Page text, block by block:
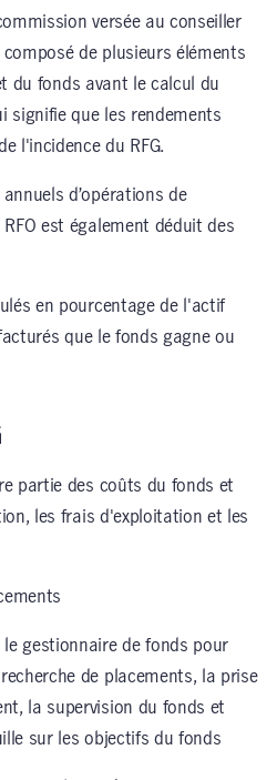
versée au conseiller
de plusieurs éléments
du fonds avant le calcul du
signifie que les rendements
l'incidence du RFG.
annuels d’opérations de
est également déduit des
en pourcentage de l'actif
que le fonds gagne ou
partie des coûts du fonds et
les frais d'exploitation et les
gestionnaire de fonds pour
de placements, la prise
la supervision du fonds et
sur les objectifs du fonds